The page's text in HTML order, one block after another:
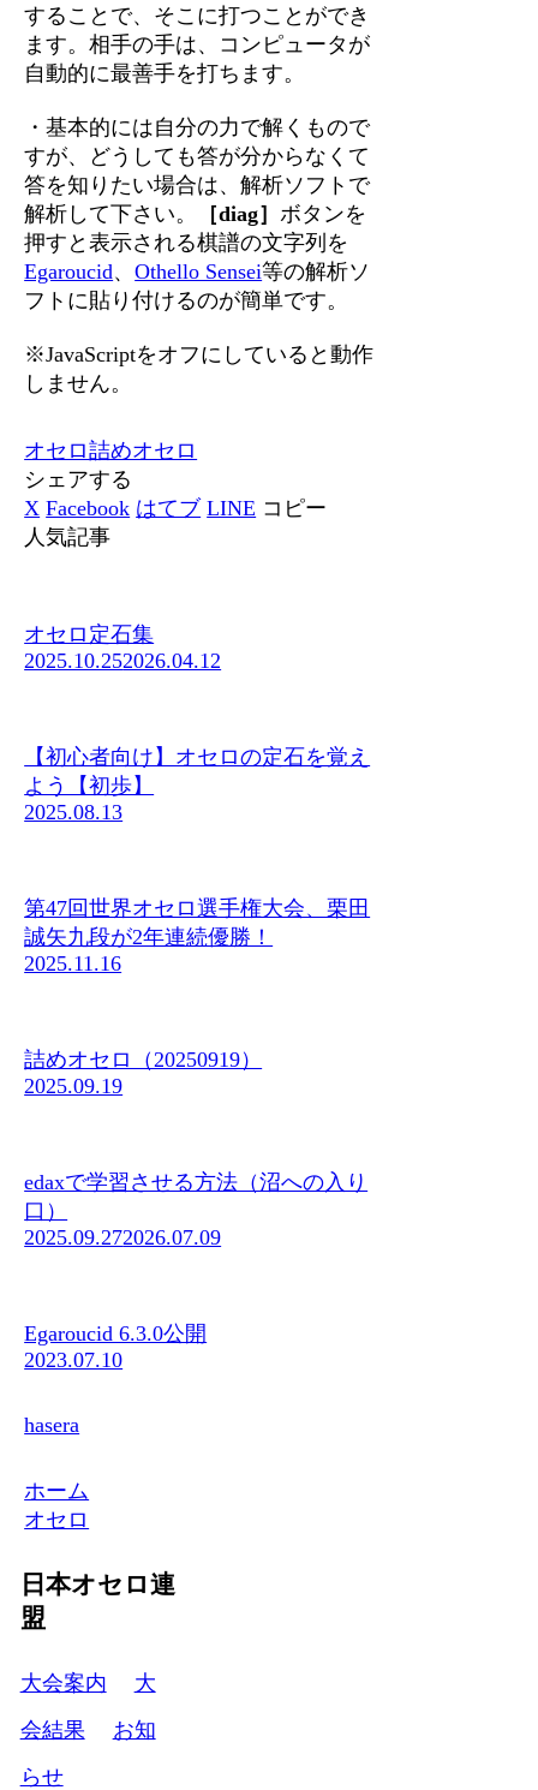
することで、そこに打つことができ
ます。相手の手は、コンピュータが
自動的に最善手を打ちます。
・基本的には自分の力で解くもので
すが、どうしても答が分からなくて
答を知りたい場合は、解析ソフトで
解析して下さい。
［diag］ ボタンを
押すと表示される棋譜の文字列を
Egaroucid、Othello Sensei等の解析ソ
フトに貼り付けるのが簡単です。
※JavaScriptをオフにしていると動作
しません。
オセロ詰めオセロ
シェアする
X Facebook はてブ LINE コピー
人気記事
オセロ定石集
2025.10.252026.04.12
【初心者向け】オセロの定石を覚え
よう【初歩】
2025.08.13
第47回世界オセロ選手権大会、栗田
誠矢九段が2年連続優勝！
2025.11.16
詰めオセロ（20250919）
2025.09.19
edaxで学習させる方法（沼への入り
口）
2025.09.272026.07.09
Egaroucid 6.3.0公開
2023.07.10
hasera
ホーム
オセロ
日本オセロ連
盟
大会案内
大
会結果
お知
らせ